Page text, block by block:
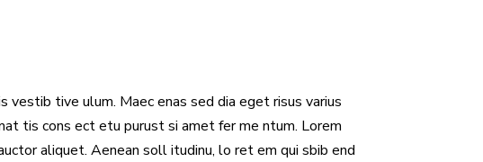
vestib tive ulum. Maec enas sed dia eget risus varius
tis cons ect etu purust si amet fer me ntum. Lorem
aliquet. Aenean soll itudinu, lo ret em qui sbib end